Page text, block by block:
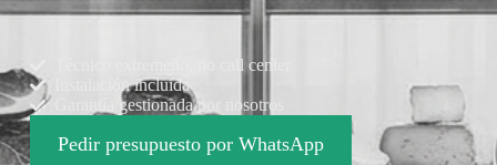
Técnico extremeño, no call center
Instalación incluida
Garantía gestionada por nosotros
Pedir presupuesto por WhatsApp